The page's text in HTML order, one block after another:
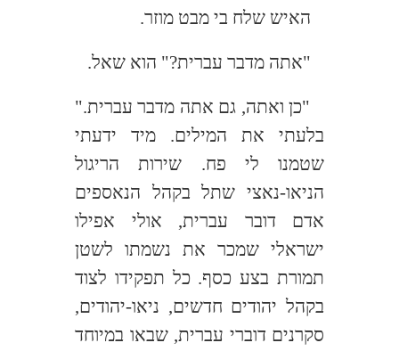
האיש שלח בי מבט מוזר.
"אתה מדבר עברית?" הוא שאל.
"כן ואתה, גם אתה מדבר עברית."
בלעתי את המילים. מיד ידעתי
שטמנו לי פח. שירות הריגול
הניאו-נאצי שתל בקהל הנאספים
אדם דובר עברית, אולי אפילו
ישראלי שמכר את נשמתו לשטן
תמורת בצע כסף. כל תפקידו לצוד
בקהל יהודים חדשים, ניאו-יהודים,
סקרנים דוברי עברית, שבאו במיוחד